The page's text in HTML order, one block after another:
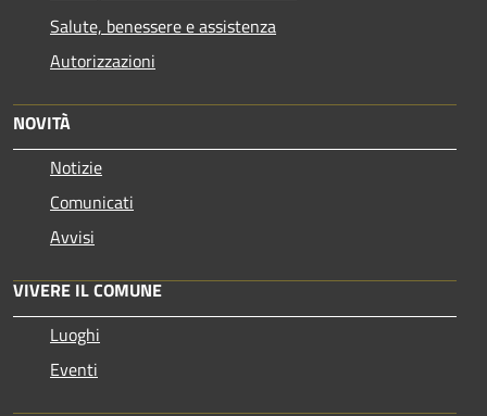
Salute, benessere e assistenza
Autorizzazioni
NOVITÀ
Notizie
Comunicati
Avvisi
VIVERE IL COMUNE
Luoghi
Eventi